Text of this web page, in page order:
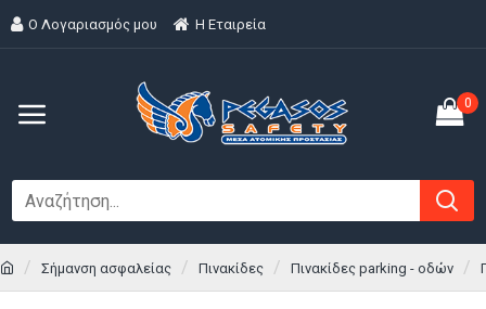
Ο Λογαριασμός μου H Εταιρεία
0
Σήμανση ασφαλείας Πινακίδες Πινακίδες parking - οδών